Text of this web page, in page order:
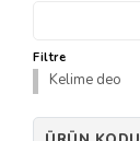
Filtre
Kelime deo